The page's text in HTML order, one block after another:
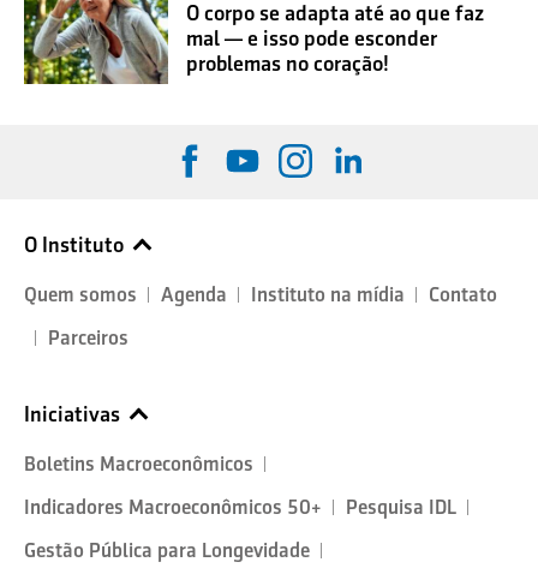
O corpo se adapta até ao que faz
mal — e isso pode esconder
problemas no coração!
O Instituto
Quem somos Agenda Instituto na mídia
Contato
Parceiros
Iniciativas
Boletins Macroeconômicos
Indicadores Macroeconômicos 50+
Pesquisa IDL
Gestão Pública para Longevidade